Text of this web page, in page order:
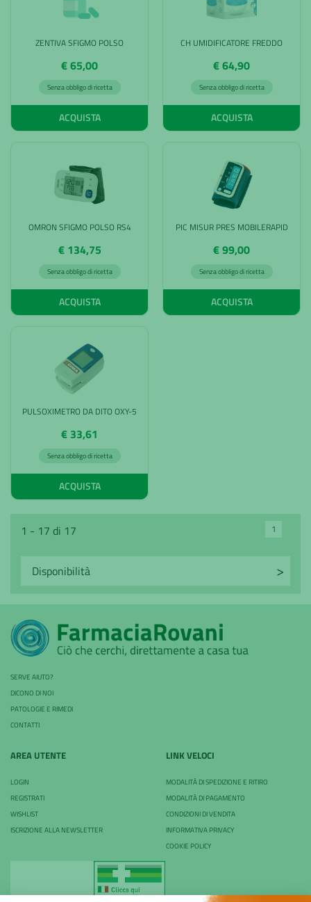
ZENTIVA SFIGMO POLSO
€ 65,00
Senza obbligo di ricetta
ACQUISTA
CH UMIDIFICATORE FREDDO
€ 64,90
Senza obbligo di ricetta
ACQUISTA
OMRON SFIGMO POLSO RS4
€ 134,75
Senza obbligo di ricetta
ACQUISTA
PIC MISUR PRES MOBILERAPID
€ 99,00
Senza obbligo di ricetta
ACQUISTA
PULSOXIMETRO DA DITO OXY-5
€ 33,61
Senza obbligo di ricetta
ACQUISTA
1 - 17 di 17 1
SERVE AIUTO?
DICONO DI NOI
PATOLOGIE E RIMEDI
CONTATTI
AREA UTENTE
LOGIN
REGISTRATI
WISHLIST
ISCRIZIONE ALLA NEWSLETTER
LINK VELOCI
MODALITÀ DI SPEDIZIONE E RITIRO
MODALITÀ DI PAGAMENTO
CONDIZIONI DI VENDITA
INFORMATIVA PRIVACY
COOKIE POLICY